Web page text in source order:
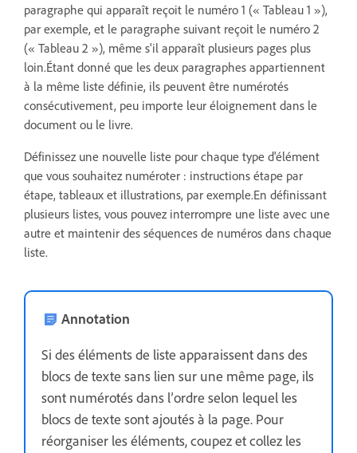
paragraphe qui apparaît reçoit le numéro 1 (« Tableau 1 »),
par exemple, et le paragraphe suivant reçoit le numéro 2
(« Tableau 2 »), même s'il apparaît plusieurs pages plus
loin.Étant donné que les deux paragraphes appartiennent
à la même liste définie, ils peuvent être numérotés
consécutivement, peu importe leur éloignement dans le
document ou le livre.
Définissez une nouvelle liste pour chaque type d'élément
que vous souhaitez numéroter : instructions étape par
étape, tableaux et illustrations, par exemple.En définissant
plusieurs listes, vous pouvez interrompre une liste avec une
autre et maintenir des séquences de numéros dans chaque
liste.
Annotation
Si des éléments de liste apparaissent dans des
blocs de texte sans lien sur une même page, ils
sont numérotés dans l’ordre selon lequel les
blocs de texte sont ajoutés à la page. Pour
réorganiser les éléments, coupez et collez les